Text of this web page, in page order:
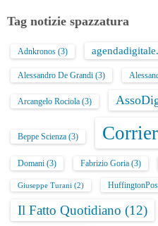
Tag notizie spazzatura
Adnkronos (3)
Alessandro De Grandi (3)
Arcangelo Rociola (3)
Beppe Scienza (3)
Domani (3) Fabrizio Goria (3)
Giuseppe Turani (2)
Il Fatto Quotidiano (12)